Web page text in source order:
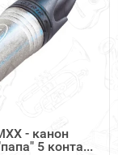
- канон
5 конта...